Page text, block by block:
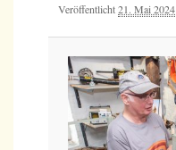
Veröffentlicht21. Mai 2024